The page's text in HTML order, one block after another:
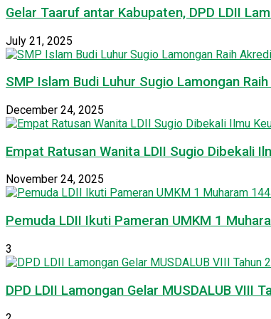
Gelar Taaruf antar Kabupaten, DPD LDII
July 21, 2025
SMP Islam Budi Luhur Sugio Lamongan
December 24, 2025
Empat Ratusan Wanita LDII Sugio Dibekali
November 24, 2025
Pemuda LDII Ikuti Pameran UMKM 1
3
DPD LDII Lamongan Gelar MUSDALUB VIII